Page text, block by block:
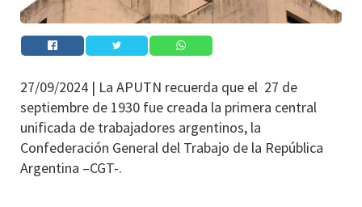
27/09/2024 | La APUTN recuerda que el 27 de
septiembre de 1930 fue creada la primera central
unificada de trabajadores argentinos, la
Confederación General del Trabajo de la República
Argentina –CGT-.